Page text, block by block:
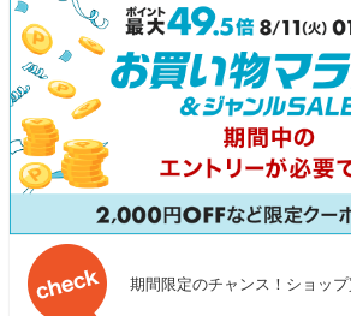
期間限定のチャンス！ショッ